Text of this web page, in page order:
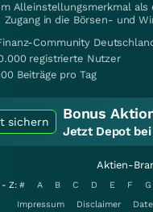
Alleinstellungsmerkmal
Zugang in die Börsen- und
Community
registrierte Nutzer
Beiträge pro Tag
sichern Bonus
Jetzt Depot bei
Aktien-
- Z: # A B C D E F G
Impressum
Disclaimer